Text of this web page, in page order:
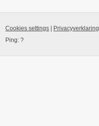
Cookies settings Privacyverklaring
Ping:?